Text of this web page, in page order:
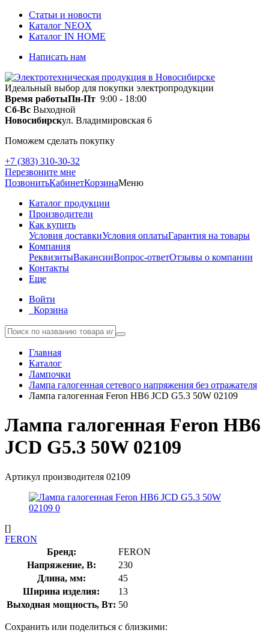
Статьи и новости
Каталог NEOX
Каталог IN HOME
Написать нам
Идеальный выбор для покупки электропродукции
Время работыПн-Пт 9:00 - 18:00
Сб-Вс Выходной
Новосибирскул. Владимировская 6
Поможем сделать покупку
+7 (383) 310-30-32
Перезвоните мне
ПозвонитьКабинетКорзинаМеню
Каталог продукции
Производители
Как купить
Условия доставкиУсловия оплатыГарантия на товары
Компания
РеквизитыВакансииВопрос-ответОтзывы о компании
Контакты
Еще
Войти
Корзина
Главная
Каталог
Лампочки
Лампа галогенная сетевого напряжения без отражателя
Лампа галогенная Feron HB6 JCD G5.3 50W 02109
Лампа галогенная Feron HB6
JCD G5.3 50W 02109
Артикул производителя 02109
[]
FERON
Бренд:
FERON
Напряжение, В:
230
Длина, мм:
45
Ширина изделия:
13
Выходная мощность, Вт: 50
Сохранить или поделиться с близкими: